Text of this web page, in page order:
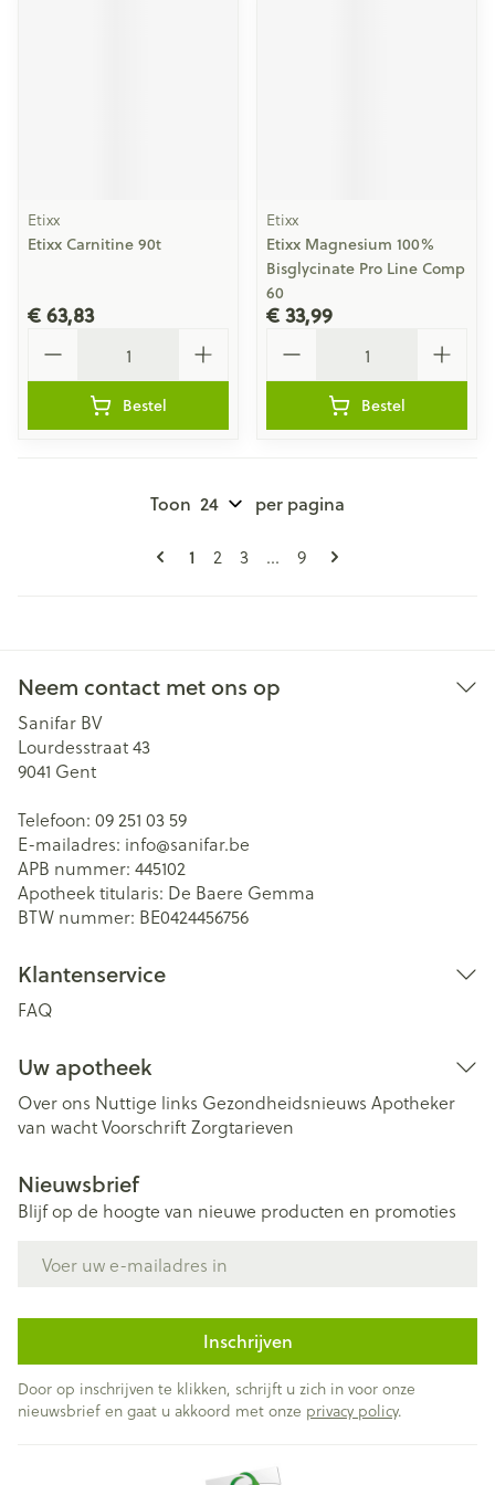
Etixx
Etixx Carnitine 90t
€ 63,83
Bestel
Etixx
Etixx Magnesium 100%
Bisglycinate Pro Line Comp
60
€ 33,99
Bestel
Pagina's
U lees momenteel pagina
1 Pagina
2 Pagina
3 ... Pagina
9
Toon per pagina
Neem contact met ons op
Sanifar BV
Lourdesstraat 43
9041 Gent
Telefoon: 09 251 03 59
E-mailadres: info@sanifar.be
APB nummer: 445102
Apotheek titularis: De Baere Gemma
BTW nummer: BE0424456756
Klantenservice
FAQ
Uw apotheek
Over ons Nuttige links Gezondheidsnieuws Apotheker
van wachtVoorschriftZorgtarieven
Nieuwsbrief
Blijf op de hoogte van nieuwe producten en promoties
Inschrijven
Door op inschrijven te klikken, schrijft u zich in voor onze
nieuwsbrief en gaat u akkoord met onze privacy policy.